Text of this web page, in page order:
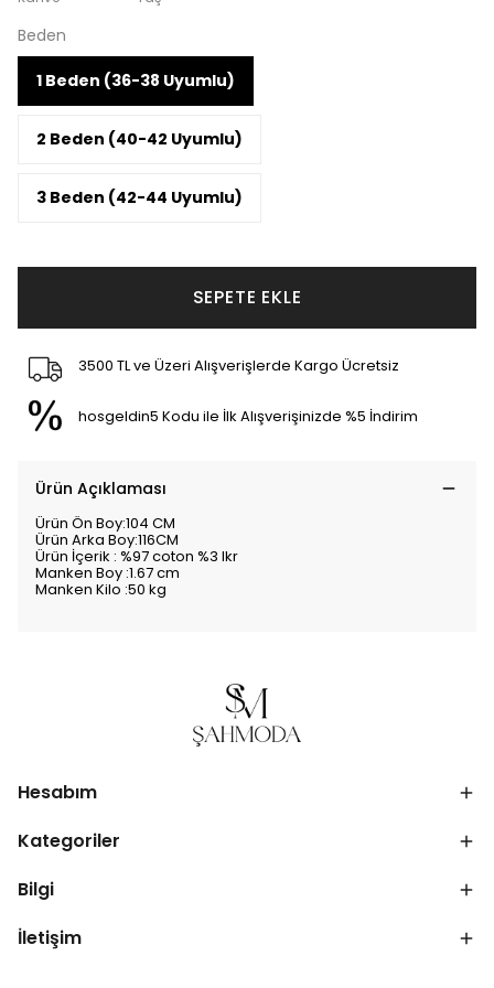
Beden
1 Beden (36-38 Uyumlu)
2 Beden (40-42 Uyumlu)
3 Beden (42-44 Uyumlu)
SEPETE EKLE
3500 TL ve Üzeri Alışverişlerde Kargo Ücretsiz
hosgeldin5 Kodu ile İlk Alışverişinizde %5 İndirim
Ürün Açıklaması
Ürün Ön Boy:104 CM
Ürün Arka Boy:116CM
Ürün İçerik : %97 coton %3 lkr
Manken Boy :1.67 cm
Manken Kilo :50 kg
Hesabım
Kategoriler
Bilgi
İletişim